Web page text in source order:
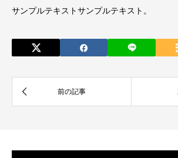
サンプルテキストサンプルテキスト。